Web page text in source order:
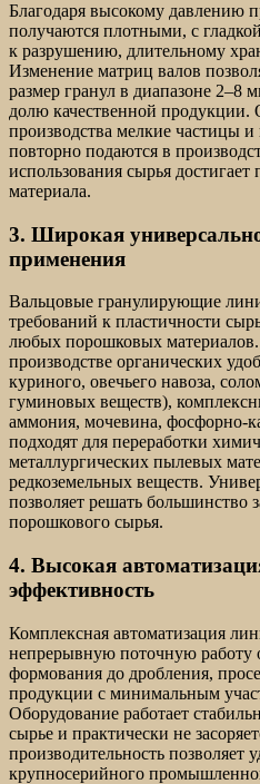
Благодаря высокому давлению
получаются плотными, с
к разрушению, длительному
Изменение матриц валов
размер гранул в диапазоне 2–8
долю качественной продукции.
производства мелкие частицы
повторно подаются в
использования сырья
материала.
3. Широкая
применения
Вальцовые гранулирующие
требований к пластичности
любых порошковых
производстве органических
куриного, овечьего навоза,
гуминовых веществ),
аммония, мочевина, фосфорно-
подходят для переработки
металлургических пылевых
редкоземельных веществ.
позволяет решать большинство
порошкового сырья.
4. Высокая
эффективность
Комплексная автоматизация
непрерывную поточную работу
формования до дробления,
продукции с минимальным
Оборудование работает
сырье и практически не
производительность позволяет
крупносерийного